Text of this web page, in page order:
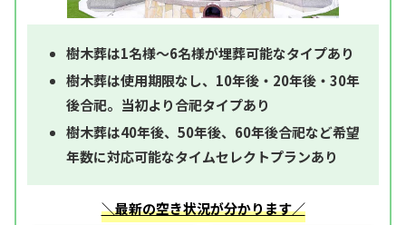
樹木葬は1名様～6名様が埋葬可能なタイプあり
樹木葬は使用期限なし、10年後・20年後・30年
後合祀。当初より合祀タイプあり
樹木葬は40年後、50年後、60年後合祀など希望
年数に対応可能なタイムセレクトプランあり
＼最新の空き状況が分かります／